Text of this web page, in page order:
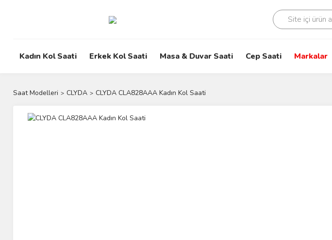
Kadın Kol Saati Erkek Kol Saati Masa & Duvar Saati Cep Saati Markalar
Saat Modelleri CLYDA CLYDA CLA828AAA Kadın Kol Saati